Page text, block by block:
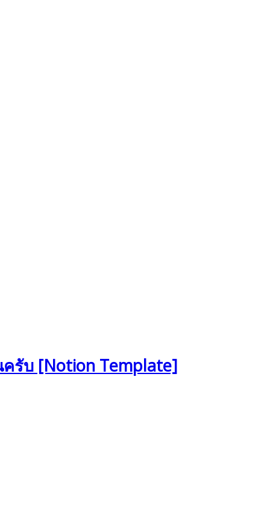
รับ [Notion Template]